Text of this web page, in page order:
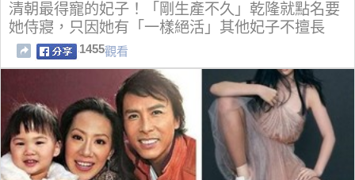
清朝最得寵的妃子！「剛生產不久」乾隆就點名要
她侍寢，只因她有「一樣絕活」其他妃子不擅長
1455觀看